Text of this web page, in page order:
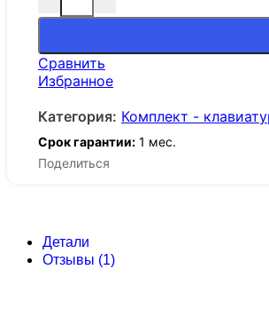
Сравнить
Избранное
Категория: Комплект -
Срок гарантии: 1 мес.
Поделиться
Детали
Отзывы (1)